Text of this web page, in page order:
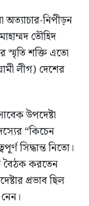
নিপীড়ন
তৌহিদ
স্মৃতি শক্তি এতো
লীগ) দেশের
উপদেষ্টা
“কিচেন
সিদ্ধান্ত নিতো।
বৈঠক করতেন
প্রভাব ছিল